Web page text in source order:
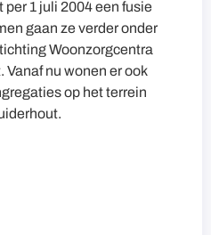
per 1 juli 2004 een fusie
gaan ze verder onder
Woonzorgcentra
Vanaf nu wonen er ook
op het terrein